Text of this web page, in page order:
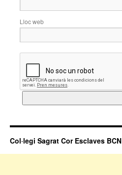
Lloc web
Col·legi Sagrat Cor Esclaves BCN